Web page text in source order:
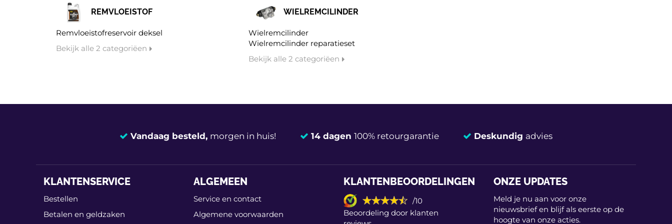
REMVLOEISTOF
Remvloeistofreservoir deksel
Bekijk alle 2 categoriëen
WIELREMCILINDER
Wielremcilinder
Wielremcilinder reparatieset
Bekijk alle 2 categoriëen
Vandaag besteld, morgen in huis! 14 dagen 100% retourgarantie Deskundig advies
KLANTENSERVICE
Bestellen
Betalen en geldzaken
ALGEMEEN
Service en contact
Algemene voorwaarden
KLANTENBEOORDELINGEN
/10
Beoordeling door klanten
ONZE UPDATES
Meld je nu aan voor onze
nieuwsbrief en blijf als eerste op de
hoogte van onze acties.